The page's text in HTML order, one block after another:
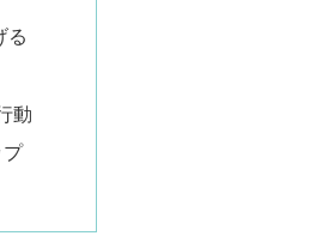
る
動
プ